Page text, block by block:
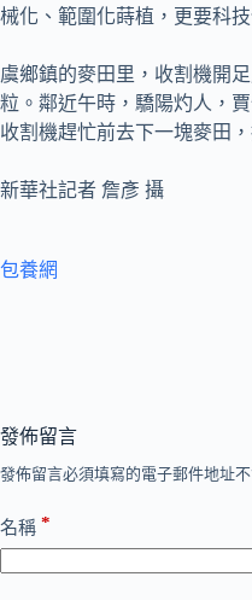
械化、範圍化蒔植，更要科
虞鄉鎮的麥田里，收割機開
粒。鄰近午時，驕陽灼人，
收割機趕忙前去下一塊麥田
新華社記者 詹彥 攝
包養網
發佈留言
發佈留言必須填寫的電子郵件地址不
名稱 *